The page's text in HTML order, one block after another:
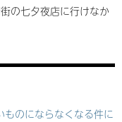
の七夕夜店に行けなか
のにならなくなる件に